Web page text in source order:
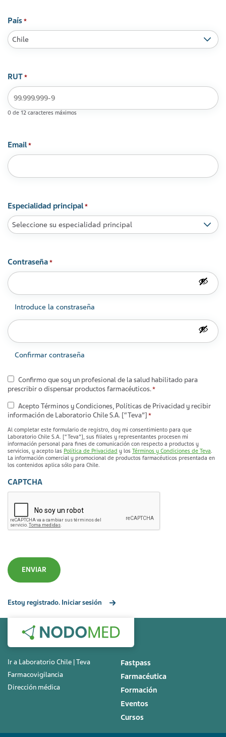
País *
RUT *
0 de 12 caracteres máximos
Email *
Especialidad principal *
Contraseña *
Introduce la constraseña
Confirmar contraseña
Consentimiento
*
Confirmo que soy un profesional de la salud habilitado para
prescribir o dispensar productos farmacéuticos.*
Consentimiento
*
Acepto Términos y Condiciones, Políticas de Privacidad y recibir
información de Laboratorio Chile S.A. [“Teva”]*
Al completar este formulario de registro, doy mi consentimiento para que
Laboratorio Chile S.A. [“Teva”], sus filiales y representantes procesen mi
información personal para fines de comunicación con respecto a productos y
servicios, y acepto las Política de Privacidad y los Términos y Condiciones de Teva.
La información comercial y promocional de productos farmacéuticos presentada en
los contenidos aplica sólo para Chile.
CAPTCHA
Estoy registrado. Iniciar sesión
Ir a Laboratorio Chile | Teva
Farmacovigilancia
Dirección médica
Fastpass
Farmacéutica
Formación
Eventos
Cursos